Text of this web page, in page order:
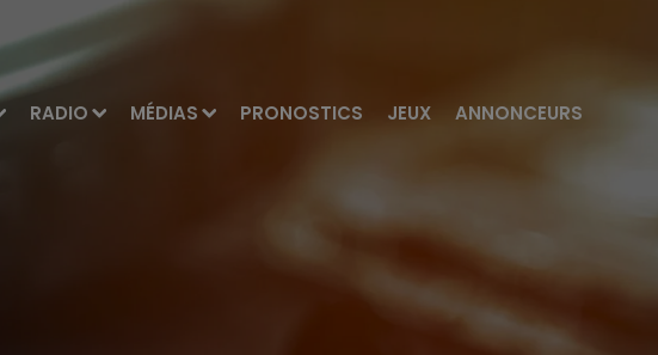
RADIO MÉDIAS PRONOSTICS JEUX ANNONCEURS